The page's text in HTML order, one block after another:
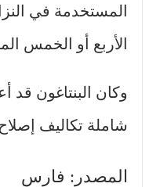
المستخدمة في
الأربع أو الخمس
شاملة تكاليف
المصدر: فارس